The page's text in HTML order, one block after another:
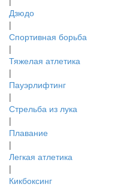
Дзюдо
|
Спортивная борьба
|
Тяжелая атлетика
|
Пауэрлифтинг
|
Стрельба из лука
|
Плавание
|
Легкая атлетика
|
Кикбоксинг